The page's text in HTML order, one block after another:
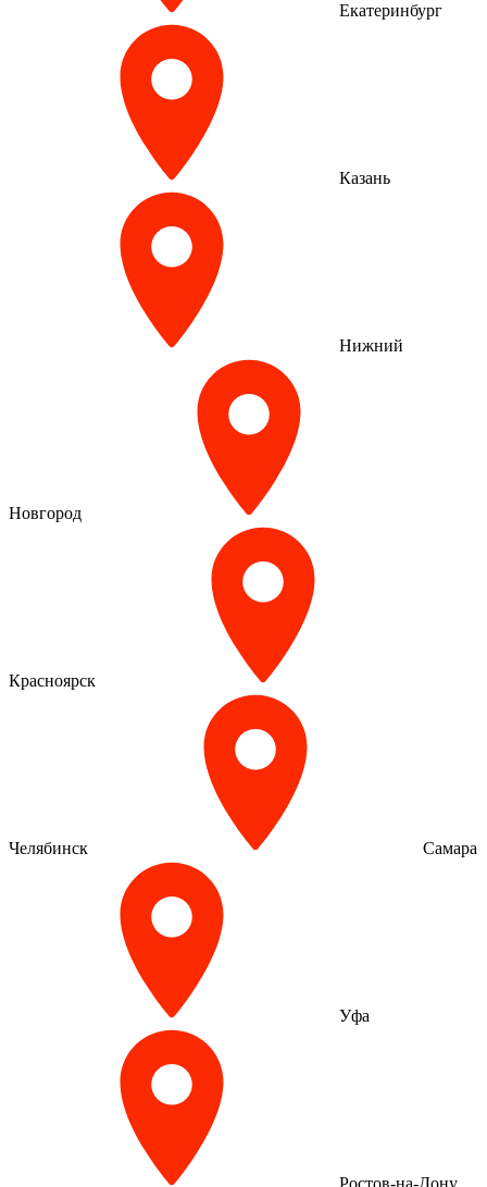
Екатеринбург
Казань
Нижний
Новгород
Красноярск
Челябинск Самара
Уфа
Ростов-на-Дону